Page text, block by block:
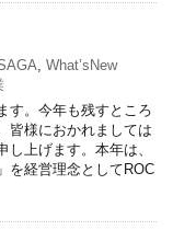
What’sNew
す。今年も残すところ
皆様におかれましては
上げます。本年は、
を経営理念としてROC